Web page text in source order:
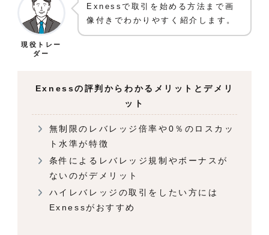
現役トレー
ダー
Exnessで取引を始める方法まで画
像付きでわかりやすく紹介します。
Exnessの評判からわかるメリットとデメリ
ット
無制限のレバレッジ倍率や0％のロスカッ
ト水準が特徴
条件によるレバレッジ規制やボーナスが
ないのがデメリット
ハイレバレッジの取引をしたい方には
Exnessがおすすめ